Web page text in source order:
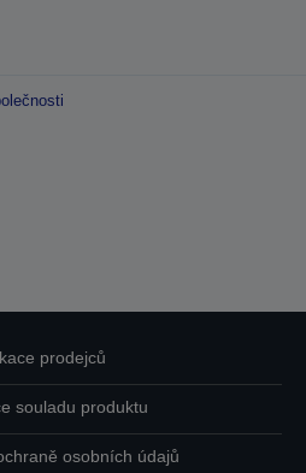
prodejců
souladu produktu
osobních údajů